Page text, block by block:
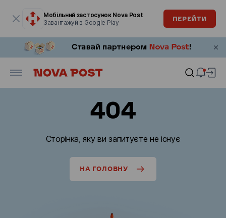
Мобільний застосунок Nova Post
Завантажуй в Google Play
ПЕРЕЙТИ
404
Сторінка, яку ви запитуєте не існує
НА ГОЛОВНУ